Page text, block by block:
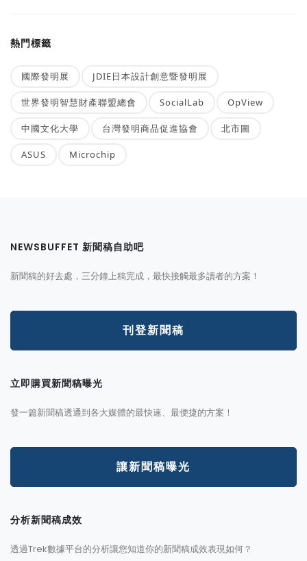
熱門標籤
國際發明展 JDIE日本設計創意暨發明展
世界發明智慧財產聯盟總會 SocialLab OpView
中國文化大學 台灣發明商品促進協會 北市圖
ASUS Microchip
NEWSBUFFET 新聞稿自助吧
新聞稿的好去處，三分鐘上稿完成，最快接觸最多讀者的方案！
刊登新聞稿
立即購買新聞稿曝光
發一篇新聞稿透通到各大媒體的最快速、最便捷的方案！
讓新聞稿曝光
分析新聞稿成效
透過Trek數據平台的分析讓您知道你的新聞稿成效表現如何？